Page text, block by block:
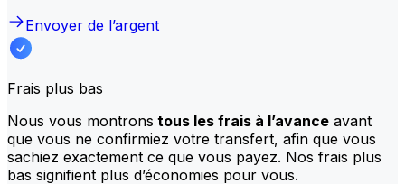
Envoyer de l’argent
Frais plus bas
Nous vous montrons tous les frais à l’avance avant
que vous ne confirmiez votre transfert, afin que vous
sachiez exactement ce que vous payez. Nos frais plus
bas signifient plus d’économies pour vous.